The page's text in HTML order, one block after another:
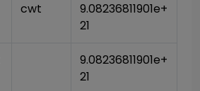
cwt
9.08236811901e+
21
9.08236811901e+
21